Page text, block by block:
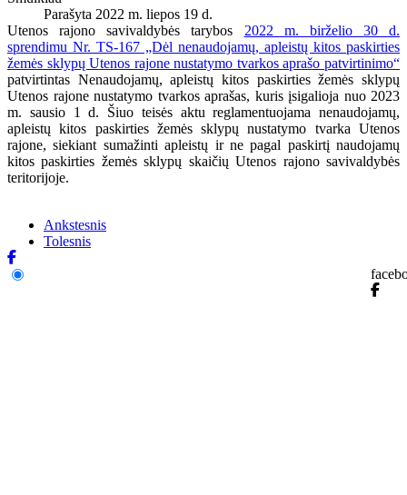
Parašyta 2022 m. liepos 19 d.
Utenos rajono savivaldybės tarybos 2022 m. birželio 30 d.
sprendimu Nr. TS-167 „Dėl nenaudojamų, apleistų kitos paskirties
žemės sklypų Utenos rajone nustatymo tvarkos aprašo patvirtinimo“
patvirtintas Nenaudojamų, apleistų kitos paskirties žemės sklypų
Utenos rajone nustatymo tvarkos aprašas, kuris įsigalioja nuo 2023
m. sausio 1 d. Šiuo teisės aktu reglamentuojama nenaudojamų,
apleistų kitos paskirties žemės sklypų nustatymo tvarka Utenos
rajone, siekiant sumažinti apleistų ir ne pagal paskirtį naudojamų
kitos paskirties žemės sklypų skaičių Utenos rajono savivaldybės
teritorijoje.
Ankstesnis
Tolesnis